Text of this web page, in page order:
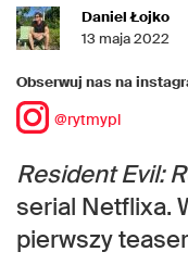
Daniel Łojko
13 maja 2022
Obserwuj nas na
@rytmypl
Resident Evil:
serial Netflixa.
pierwszy